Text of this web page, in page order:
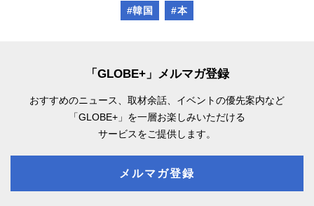
#韓国 #本
「GLOBE+」メルマガ登録
おすすめのニュース、取材余話、 イベントの優先案内など
「GLOBE+」を一層お楽しみいただける
サービスをご提供します。
メルマガ登録